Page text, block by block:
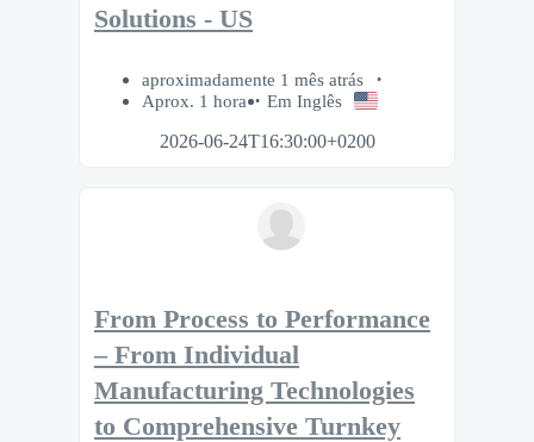
Solutions - US
aproximadamente 1 mês atrás
Aprox. 1 hora
Em Inglês
2026-06-24T16:30:00+0200
From Process to Performance
– From Individual
Manufacturing Technologies
to Comprehensive Turnkey